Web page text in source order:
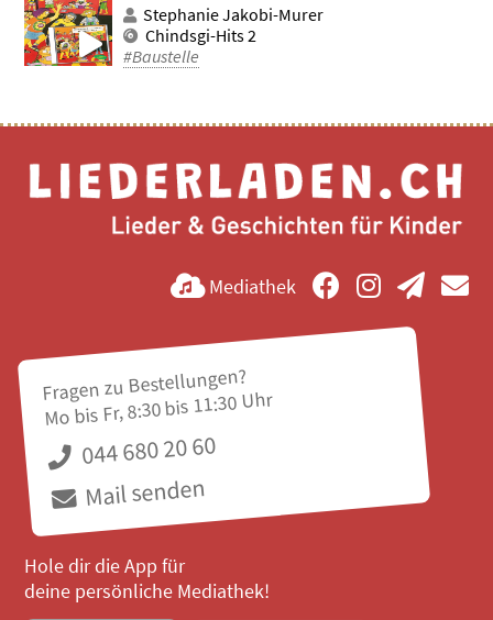
Stephanie Jakobi-Murer
Chindsgi-Hits 2
#Baustelle
Mediathek
Fragen zu Bestellungen?
Mo bis Fr, 8:30 bis 11:30 Uhr
044 680 20 60
Mail senden
Hole dir die App für
deine persönliche Mediathek!